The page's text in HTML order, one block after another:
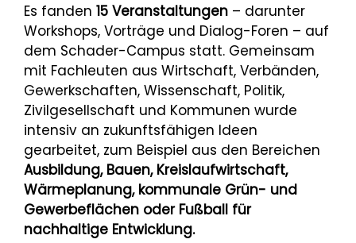
Es fanden 15 Veranstaltungen – darunter
Workshops, Vorträge und Dialog-Foren – auf
dem Schader-Campus statt. Gemeinsam
mit Fachleuten aus Wirtschaft, Verbänden,
Gewerkschaften, Wissenschaft, Politik,
Zivilgesellschaft und Kommunen wurde
intensiv an zukunftsfähigen Ideen
gearbeitet, zum Beispiel aus den Bereichen
Ausbildung, Bauen, Kreislaufwirtschaft,
Wärmeplanung, kommunale Grün- und
Gewerbeflächen oder Fußball für
nachhaltige Entwicklung.